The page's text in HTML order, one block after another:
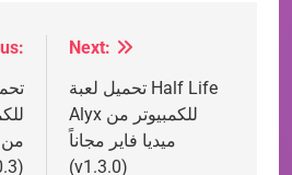
من
Next:
تحميل لعبة​ Half Life
Alyx للكمبيوتر من
ميديا فاير مجاناً
(v1.3.0)